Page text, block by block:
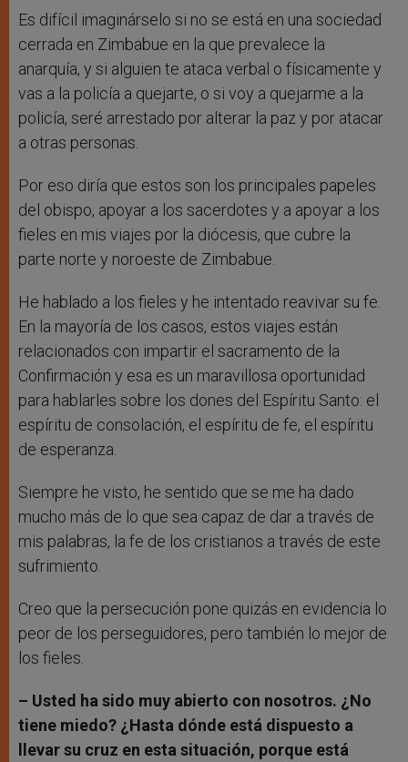
Es difícil imaginárselo si no se está en una sociedad
cerrada en Zimbabue en la que prevalece la
anarquía, y si alguien te ataca verbal o físicamente y
vas a la policía a quejarte, o si voy a quejarme a la
policía, seré arrestado por alterar la paz y por atacar
a otras personas.
Por eso diría que estos son los principales papeles
del obispo, apoyar a los sacerdotes y a apoyar a los
fieles en mis viajes por la diócesis, que cubre la
parte norte y noroeste de Zimbabue.
He hablado a los fieles y he intentado reavivar su fe.
En la mayoría de los casos, estos viajes están
relacionados con impartir el sacramento de la
Confirmación y esa es un maravillosa oportunidad
para hablarles sobre los dones del Espíritu Santo: el
espíritu de consolación, el espíritu de fe, el espíritu
de esperanza.
Siempre he visto, he sentido que se me ha dado
mucho más de lo que sea capaz de dar a través de
mis palabras, la fe de los cristianos a través de este
sufrimiento.
Creo que la persecución pone quizás en evidencia lo
peor de los perseguidores, pero también lo mejor de
los fieles.
– Usted ha sido muy abierto con nosotros. ¿No
tiene miedo? ¿Hasta dónde está dispuesto a
llevar su cruz en esta situación, porque está